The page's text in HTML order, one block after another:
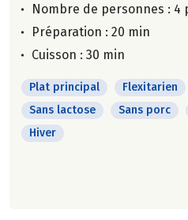
Nombre de personnes : 4
Préparation : 20 min
Cuisson : 30 min
Plat principal Flexitarien
Sans lactose
Sans porc
Hiver